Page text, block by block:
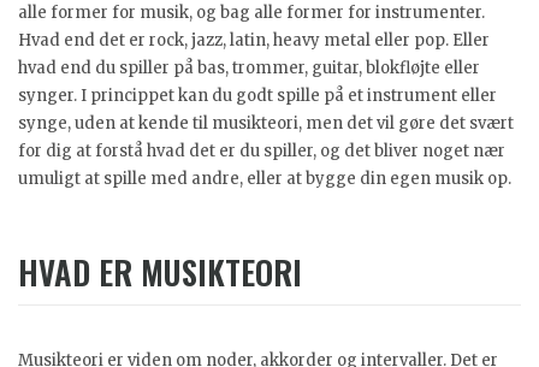
alle former for musik, og bag alle former for instrumenter.
Hvad end det er rock, jazz, latin, heavy metal eller pop. Eller
hvad end du spiller på bas, trommer, guitar, blokfløjte eller
synger. I princippet kan du godt spille på et instrument eller
synge, uden at kende til musikteori, men det vil gøre det svært
for dig at forstå hvad det er du spiller, og det bliver noget nær
umuligt at spille med andre, eller at bygge din egen musik op.
HVAD ER MUSIKTEORI
Musikteori er viden om noder, akkorder og intervaller. Det er